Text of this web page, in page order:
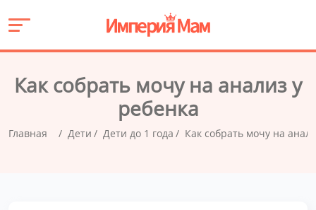
Как собрать мочу на анализ у
ребенка
Главная Дети Дети до 1 года Как собрать мочу на